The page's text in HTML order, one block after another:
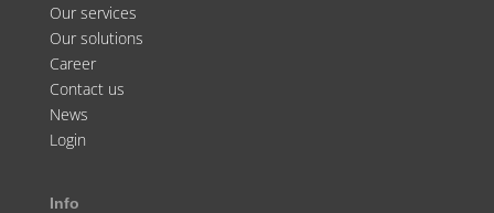
Our services
Our solutions
Career
Contact us
News
Login
Info